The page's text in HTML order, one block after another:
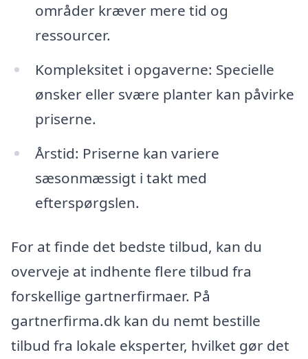
områder kræver mere tid og
ressourcer.
Kompleksitet i opgaverne: Specielle
ønsker eller svære planter kan påvirke
priserne.
Årstid: Priserne kan variere
sæsonmæssigt i takt med
efterspørgslen.
For at finde det bedste tilbud, kan du
overveje at indhente flere tilbud fra
forskellige gartnerfirmaer. På
gartnerfirma.dk kan du nemt bestille
tilbud fra lokale eksperter, hvilket gør det